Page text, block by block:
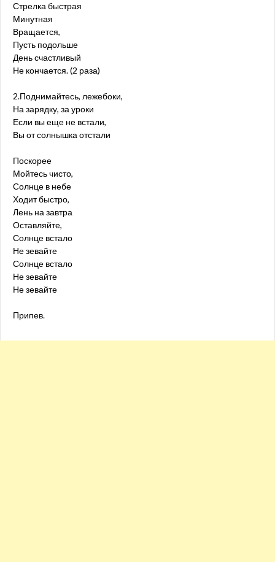
Стрелка быстрая
Минутная
Вращается,
Пусть подольше
День счастливый
Не кончается. (2 раза)
2.Поднимайтесь, лежебоки,
На зарядку, за уроки
Если вы еще не встали,
Вы от солнышка отстали
Поскорее
Мойтесь чисто,
Солнце в небе
Ходит быстро,
Лень на завтра
Оставляйте,
Солнце встало
Не зевайте
Солнце встало
Не зевайте
Не зевайте
Припев.